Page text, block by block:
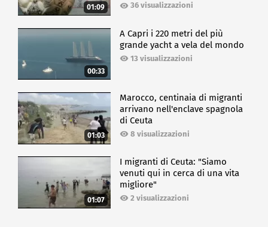
01:09 36 visualizzazioni
00:33
A Capri i 220 metri del più
grande yacht a vela del mondo
13 visualizzazioni
01:03
Marocco, centinaia di migranti
arrivano nell'enclave spagnola
di Ceuta
8 visualizzazioni
01:07
I migranti di Ceuta: "Siamo
venuti qui in cerca di una vita
migliore"
2 visualizzazioni